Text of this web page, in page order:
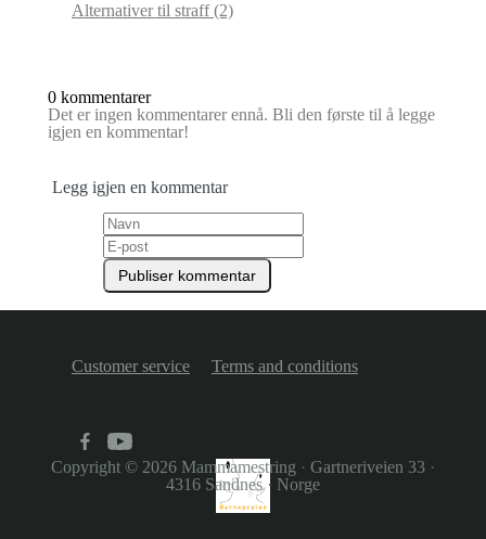
Alternativer til straff(2)
0 kommentarer
Det er ingen kommentarer ennå. Bli den første til å legge
igjen en kommentar!
Legg igjen en kommentar
Customer service Terms and conditions
Copyright © 2026 Mammamestring · Gartneriveien 33 ·
4316 Sandnes · Norge